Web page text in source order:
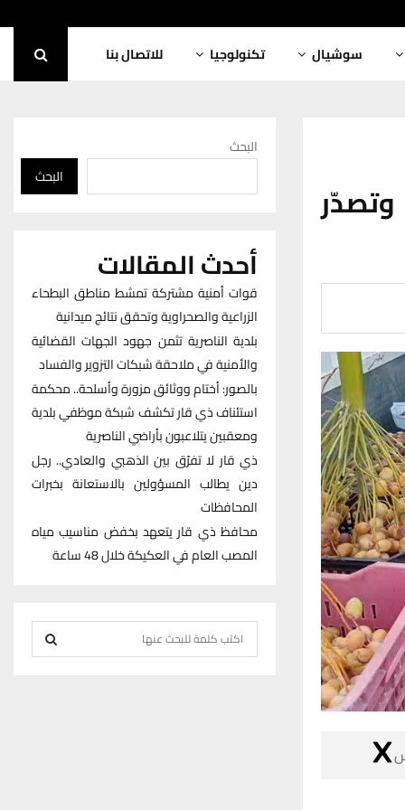
سوشيال تكنولوجيا للاتصال بنا
وتصدّر
البحث
البحث
أحدث المقالات
قوات أمنية مشتركة تمشط مناطق البطحاء
الزراعية والصحراوية وتحقق نتائج ميدانية
بلدية الناصرية تثمن جهود الجهات القضائية
والأمنية في ملاحقة شبكات التزوير والفساد
بالصور: أختام ووثائق مزورة وأسلحة.. محكمة
استئناف ذي قار تكشف شبكة موظفي بلدية
ومعقبين يتلاعبون بأراضي الناصرية
ذي قار لا تفرّق بين الذهبي والعادي.. رجل
دين يطالب المسؤولين بالاستعانة بخبرات
المحافظات
محافظ ذي قار يتعهد بخفض مناسيب مياه
المصب العام في العكيكة خلال 48 ساعة
e